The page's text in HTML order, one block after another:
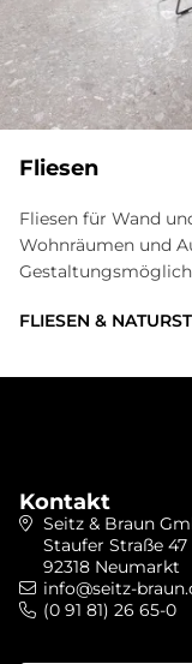
Fliesen
Fliesen für Wand
Wohnräumen und
FLIESEN &
Kontakt
Seitz & Braun
Staufer Straße 47
92318 Neumarkt
info@seitz-
(0 91 81) 26 65-0